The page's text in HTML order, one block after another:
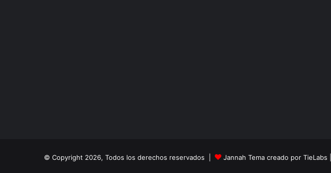
© Copyright 2026, Todos los derechos reservados | Jannah Tema creado por TieLabs